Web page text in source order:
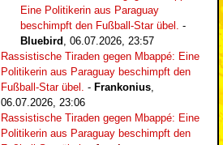
Eine Politikerin aus Paraguay
beschimpft den Fußball-Star übel. -
Bluebird , 06.07.2026, 23:57
Rassistische Tiraden gegen Mbappé: Eine
Politikerin aus Paraguay beschimpft den
Fußball-Star übel. - Frankonius,
06.07.2026, 23:06
Rassistische Tiraden gegen Mbappé: Eine
Politikerin aus Paraguay beschimpft den